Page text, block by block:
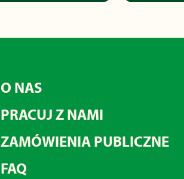
O NAS
PRACUJ Z NAMI
ZAMÓWIENIA PUBLICZNE
FAQ